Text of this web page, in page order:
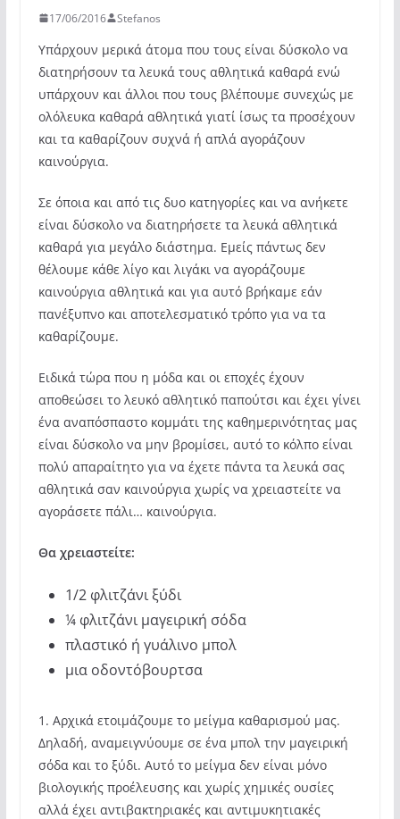
17/06/2016 Stefanos
Υπάρχουν μερικά άτομα που τους είναι δύσκολο να
διατηρήσουν τα λευκά τους αθλητικά καθαρά ενώ
υπάρχουν και άλλοι που τους βλέπουμε συνεχώς με
ολόλευκα καθαρά αθλητικά γιατί ίσως τα προσέχουν
και τα καθαρίζουν συχνά ή απλά αγοράζουν
καινούργια.
Σε όποια και από τις δυο κατηγορίες και να ανήκετε
είναι δύσκολο να διατηρήσετε τα λευκά αθλητικά
καθαρά για μεγάλο διάστημα. Εμείς πάντως δεν
θέλουμε κάθε λίγο και λιγάκι να αγοράζουμε
καινούργια αθλητικά και για αυτό βρήκαμε εάν
πανέξυπνο και αποτελεσματικό τρόπο για να τα
καθαρίζουμε.
Ειδικά τώρα που η μόδα και οι εποχές έχουν
αποθεώσει το λευκό αθλητικό παπούτσι και έχει γίνει
ένα αναπόσπαστο κομμάτι της καθημερινότητας μας
είναι δύσκολο να μην βρομίσει, αυτό το κόλπο είναι
πολύ απαραίτητο για να έχετε πάντα τα λευκά σας
αθλητικά σαν καινούργια χωρίς να χρειαστείτε να
αγοράσετε πάλι… καινούργια.
Θα χρειαστείτε:
1/2 φλιτζάνι ξύδι
¼ φλιτζάνι μαγειρική σόδα
πλαστικό ή γυάλινο μπολ
μια οδοντόβουρτσα
1. Αρχικά ετοιμάζουμε το μείγμα καθαρισμού μας.
Δηλαδή, αναμειγνύουμε σε ένα μπολ την μαγειρική
σόδα και το ξύδι. Αυτό το μείγμα δεν είναι μόνο
βιολογικής προέλευσης και χωρίς χημικές ουσίες
αλλά έχει αντιβακτηριακές και αντιμυκητιακές